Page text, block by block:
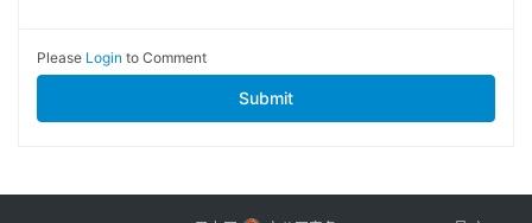
Please Login to Comment
Submit